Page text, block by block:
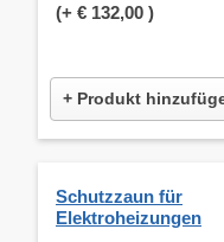
(+ € 132,00 )
+ Produkt
Schutzzaun für
Elektroheizungen